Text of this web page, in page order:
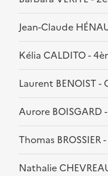
Jean-Claude
Kélia CALDITO -
Laurent BENOIST -
Aurore BOISGARD
Thomas BROSSIER
Nathalie